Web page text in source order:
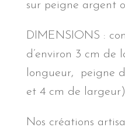
sur peigne argent
DIMENSIONS :
d’environ 3 cm de
longueur, peigne
et 4 cm de largeur)
Nos créations